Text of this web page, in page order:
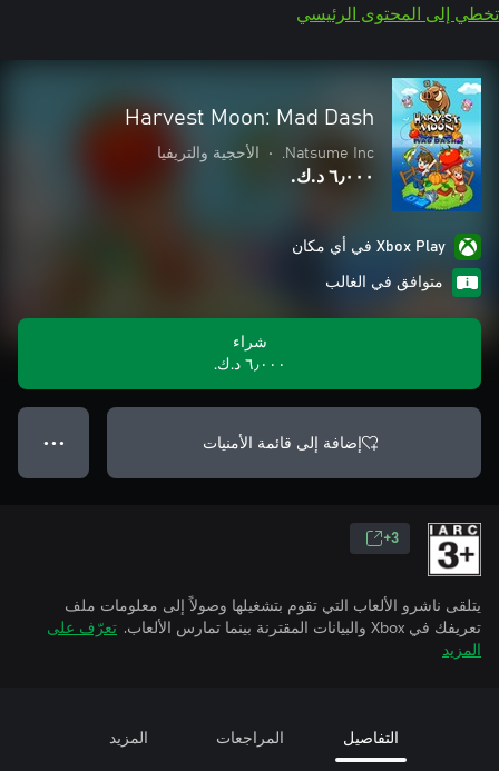
تخطي إلى المحتوى الرئيسي
Harvest Moon: Mad Dash
Natsume Inc.
• الأحجية والتريفيا
٦٫٠٠٠ د.ك.‏
Xbox Play في أي مكان
متوافق في الغالب
شراء
٦٫٠٠٠ د.ك.‏
إضافة إلى قائمة الأمنيات ● ● ●
3+
يتلقى ناشرو الألعاب التي تقوم بتشغيلها وصولاً إلى معلومات ملف
تعريفك في Xbox والبيانات المقترنة بينما تمارس الألعاب.
تعرّف على
المزيد
التفاصيل المراجعات المزيد